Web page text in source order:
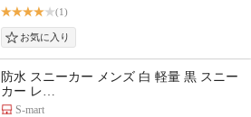
(1)
防水 スニーカー メンズ 白 軽量 黒 スニー
カー レ…
S-mart